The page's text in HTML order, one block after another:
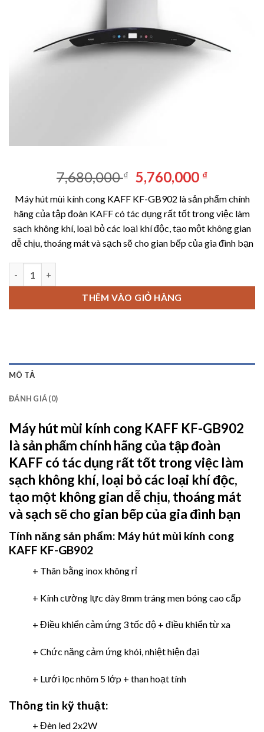
7,680,000₫ Giá
gốc
là:
7,680,000 ₫.
5,760,000 ₫Giá
hiện
tại
là:
Máy hút mùi kính cong KAFF KF-GB902 là sản phẩm chính
hãng của tập đoàn KAFF có tác dụng rất tốt trong việc làm
sạch không khí, loại bỏ các loại khí độc, tạo một không gian
dễ chịu, thoáng mát và sạch sẽ cho gian bếp của gia đình bạn
THÊM VÀO GIỎ HÀNG
MÔ TẢ
ĐÁNH GIÁ (0)
Máy hút mùi kính cong KAFF KF-GB902
là sản phẩm chính hãng của tập đoàn
KAFF có tác dụng rất tốt trong việc làm
sạch không khí, loại bỏ các loại khí độc,
tạo một không gian dễ chịu, thoáng mát
và sạch sẽ cho gian bếp của gia đình bạn
Tính năng sản phẩm: Máy hút mùi kính cong
KAFF KF-GB902
+ Thân bằng inox không rỉ
+ Kính cường lực dày 8mm tráng men bóng cao cấp
+ Điều khiển cảm ứng 3 tốc độ + điều khiển từ xa
+ Chức năng cảm ứng khói, nhiệt hiện đại
+ Lưới lọc nhôm 5 lớp + than hoạt tính
Thông tin kỹ thuật:
+ Đèn led 2x2W